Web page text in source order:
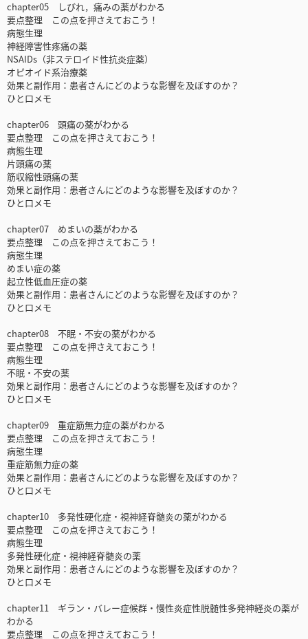
chapter05 しびれ，痛みの薬がわかる
要点整理 この点を押さえておこう！
病態生理
神経障害性疼痛の薬
NSAIDs（非ステロイド性抗炎症薬）
オピオイド系治療薬
効果と副作用：患者さんにどのような影響を及ぼすのか？
ひと口メモ
chapter06 頭痛の薬がわかる
要点整理 この点を押さえておこう！
病態生理
片頭痛の薬
筋収縮性頭痛の薬
効果と副作用：患者さんにどのような影響を及ぼすのか？
ひと口メモ
chapter07 めまいの薬がわかる
要点整理 この点を押さえておこう！
病態生理
めまい症の薬
起立性低血圧症の薬
効果と副作用：患者さんにどのような影響を及ぼすのか？
ひと口メモ
chapter08 不眠・不安の薬がわかる
要点整理 この点を押さえておこう！
病態生理
不眠・不安の薬
効果と副作用：患者さんにどのような影響を及ぼすのか？
ひと口メモ
chapter09 重症筋無力症の薬がわかる
要点整理 この点を押さえておこう！
病態生理
重症筋無力症の薬
効果と副作用：患者さんにどのような影響を及ぼすのか？
ひと口メモ
chapter10 多発性硬化症・視神経脊髄炎の薬がわかる
要点整理 この点を押さえておこう！
病態生理
多発性硬化症・視神経脊髄炎の薬
効果と副作用：患者さんにどのような影響を及ぼすのか？
ひと口メモ
chapter11 ギラン・バレー症候群・慢性炎症性脱髄性多発神経炎の薬が
わかる
要点整理 この点を押さえておこう！